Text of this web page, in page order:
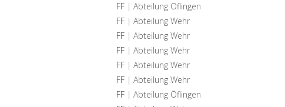
FF | Abteilung Öflingen
FF | Abteilung Wehr
FF | Abteilung Wehr
FF | Abteilung Wehr
FF | Abteilung Wehr
FF | Abteilung Wehr
FF | Abteilung Öflingen